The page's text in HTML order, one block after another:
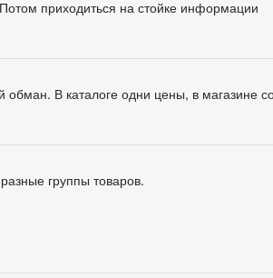
приходиться на стойке информации
обман. В каталоге одни цены, в магазине
группы товаров.